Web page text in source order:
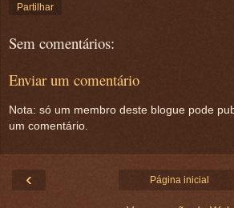
Partilhar
Sem comentários:
Enviar um comentário
Nota: só um membro deste blogue pode
um comentário.
‹ Página inicial